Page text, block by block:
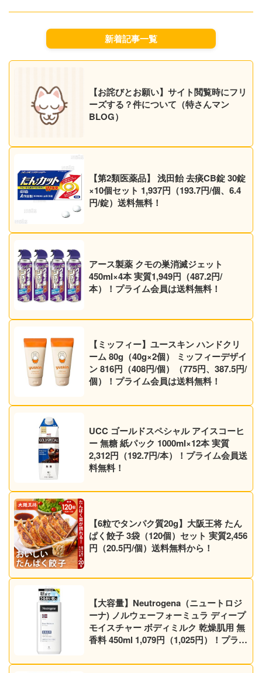
新着記事一覧
【お詫びとお願い】サイト閲覧時にフリ
ーズする？件について（特さんマン
BLOG）
【第2類医薬品】 浅田飴 去痰CB錠 30錠
×10個セット 1,937円（193.7円/個、6.4
円/錠）送料無料！
アース製薬 クモの巣消滅ジェット
450ml×4本 実質1,949円（487.2円/
本）！プライム会員は送料無料！
【ミッフィー】ユースキン ハンドクリ
ーム 80g（40g×2個） ミッフィーデザイ
ン 816円（408円/個）（775円、387.5円/
個）！プライム会員は送料無料！
UCC ゴールドスペシャル アイスコーヒ
ー 無糖 紙パック 1000ml×12本 実質
2,312円（192.7円/本）！プライム会員送
料無料！
【6粒でタンパク質20g】大阪王将 たん
ぱく餃子 3袋（120個）セット 実質2,456
円（20.5円/個）送料無料から！
【大容量】Neutrogena（ニュートロジ
ーナ) ノルウェーフォーミュラ ディープ
モイスチャー ボディミルク 乾燥肌用 無
香料 450ml 1,079円（1,025円）！プライ